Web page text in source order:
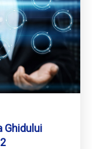
Ghidului